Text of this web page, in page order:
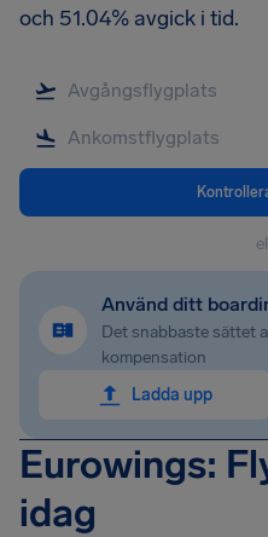
och 51.04% avgick i tid.
Använd ditt
Det snabbaste sättet
kompensation
Ladda upp
Eurowings:
idag